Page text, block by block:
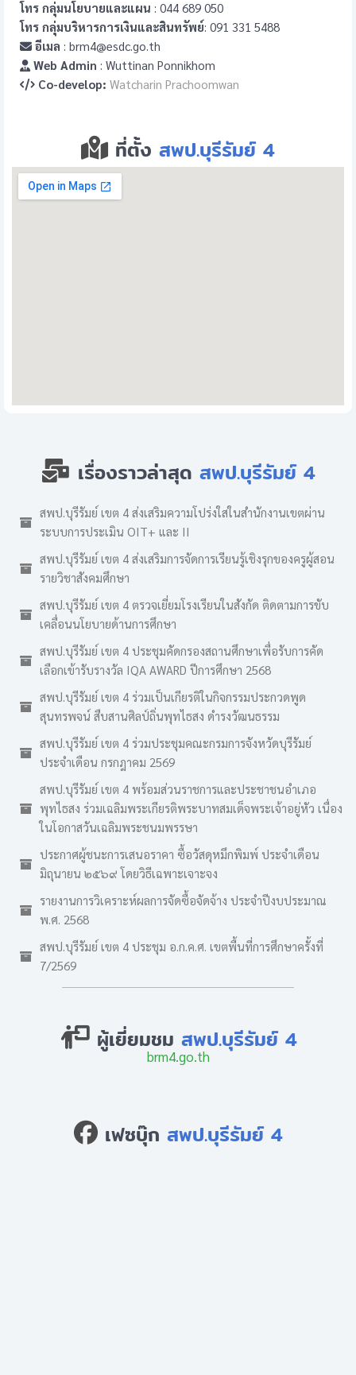
โทร กลุ่มนโยบายและแผน : 044 689 050
โทร กลุ่มบริหารการเงินและสินทรัพย์: 091 331 5488
อีเมล : brm4@esdc.go.th
Web Admin : Wuttinan Ponnikhom
Co-develop: Watcharin Prachoomwan
ที่ตั้ง สพป.บุรีรัมย์ 4
เรื่องราวล่าสุด สพป.บุรีรัมย์ 4
สพป.บุรีรัมย์ เขต 4 ส่งเสริมความโปร่งใสในสำนักงานเขตผ่าน
ระบบการประเมิน OIT+ และ II
สพป.บุรีรัมย์ เขต 4 ส่งเสริมการจัดการเรียนรู้เชิงรุกของครูผู้สอน
รายวิชาสังคมศึกษา
สพป.บุรีรัมย์ เขต 4 ตรวจเยี่ยมโรงเรียนในสังกัด ติดตามการขับ
เคลื่อนนโยบายด้านการศึกษา
สพป.บุรีรัมย์ เขต 4 ประชุมคัดกรองสถานศึกษาเพื่อรับการคัด
เลือกเข้ารับรางวัล IQA AWARD ปีการศึกษา 2568
สพป.บุรีรัมย์ เขต 4 ร่วมเป็นเกียรติในกิจกรรมประกวดพูด
สุนทรพจน์ สืบสานศิลป์ถิ่นพุทไธสง ดำรงวัฒนธรรม
สพป.บุรีรัมย์ เขต 4 ร่วมประชุมคณะกรมการจังหวัดบุรีรัมย์
ประจำเดือน กรกฎาคม 2569
สพป.บุรีรัมย์ เขต 4 พร้อมส่วนราชการและประชาชนอำเภอ
พุทไธสง ร่วมเฉลิมพระเกียรติพระบาทสมเด็จพระเจ้าอยู่หัว เนื่อง
ในโอกาสวันเฉลิมพระชนมพรรษา
ประกาศผู้ชนะการเสนอราคา ซื้อวัสดุหมึกพิมพ์ ประจำเดือน
มิถุนายน ๒๕๖๙ โดยวิธีเฉพาะเจาะจง
รายงานการวิเคราะห์ผลการจัดซื้อจัดจ้าง ประจำปีงบประมาณ
พ.ศ. 2568
สพป.บุรีรัมย์ เขต 4 ประชุม อ.ก.ค.ศ. เขตพื้นที่การศึกษาครั้งที่
7/2569
ผู้เยี่ยมชม สพป.บุรีรัมย์ 4
brm4.go.th
เฟซบุ๊ก สพป.บุรีรัมย์ 4